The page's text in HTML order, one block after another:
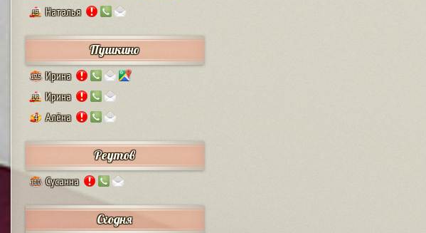
13 Наталья
Пушкино
125 Ирина
12 Ирина
4 Алёна
Реутов
110 Сусанна
Сходня